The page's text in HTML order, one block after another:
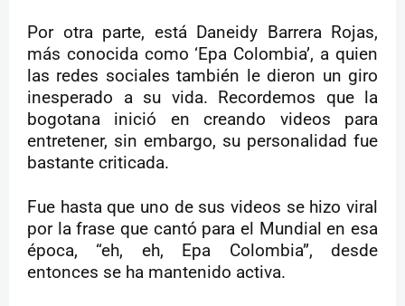
Por otra parte, está Daneidy Barrera Rojas,
más conocida como ‘Epa Colombia’, a quien
las redes sociales también le dieron un giro
inesperado a su vida. Recordemos que la
bogotana inició en creando videos para
entretener, sin embargo, su personalidad fue
bastante criticada.
Fue hasta que uno de sus videos se hizo viral
por la frase que cantó para el Mundial en esa
época, “eh, eh, Epa Colombia”, desde
entonces se ha mantenido activa.